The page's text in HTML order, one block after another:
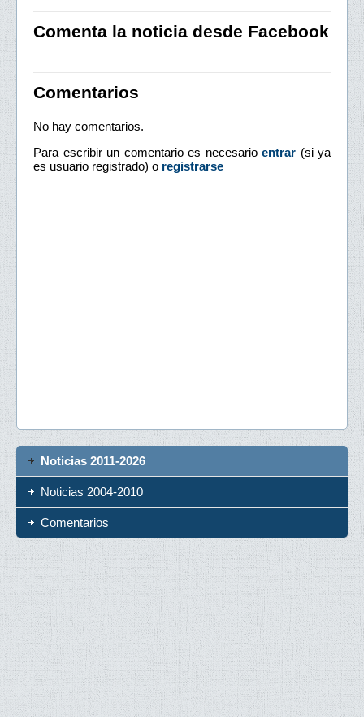
Comenta la noticia desde Facebook
Comentarios
No hay comentarios.
Para escribir un comentario es necesario entrar (si ya
es usuario registrado) o registrarse
Noticias 2011-2026
Noticias 2004-2010
Comentarios